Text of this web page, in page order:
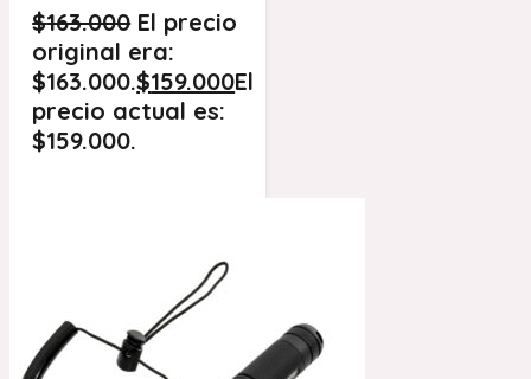
$163.000 El precio
original era:
$163.000.$159.000El
precio actual es:
$159.000.